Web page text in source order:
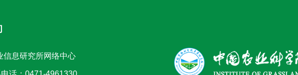
信息研究所网络中心